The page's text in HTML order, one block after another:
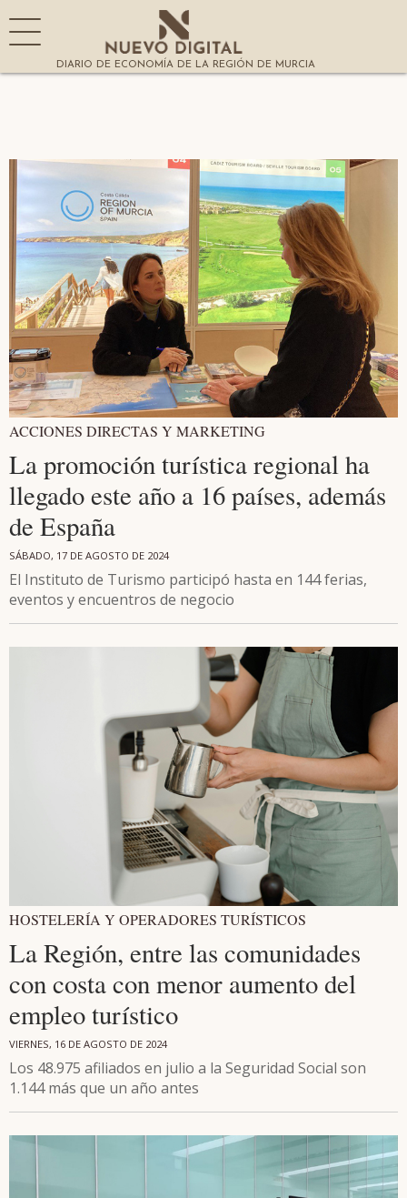
DIARIO DE ECONOMÍA DE LA REGIÓN DE MURCIA
ACCIONES DIRECTAS Y MARKETING
La promoción turística regional ha
llegado este año a 16 países, además
de España
SÁBADO, 17 DE AGOSTO DE 2024
El Instituto de Turismo participó hasta en 144 ferias,
eventos y encuentros de negocio
HOSTELERÍA Y OPERADORES TURÍSTICOS
La Región, entre las comunidades
con costa con menor aumento del
empleo turístico
VIERNES, 16 DE AGOSTO DE 2024
Los 48.975 afiliados en julio a la Seguridad Social son
1.144 más que un año antes